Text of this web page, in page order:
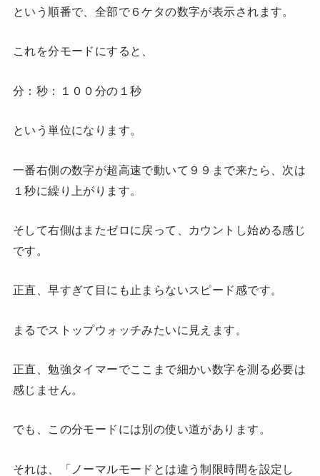
という順番で、全部で６ケタの数字が表示されます。
これを分モードにすると、
分：秒：１００分の１秒
という単位になります。
一番右側の数字が超高速で動いて９９まで来たら、次は
１秒に繰り上がります。
そして右側はまたゼロに戻って、カウントし始める感じ
です。
正直、早すぎて目にも止まらないスピード感です。
まるでストップウォッチみたいに見えます。
正直、勉強タイマーでここまで細かい数字を測る必要は
感じません。
でも、この分モードには別の使い道があります。
それは、「ノーマルモードとは違う制限時間を設定し